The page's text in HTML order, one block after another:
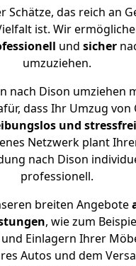
Schätze, das reich an
ist. Wir
und sicher
umzuziehen.
nach Dison umziehen
dass Ihr Umzug von
und stressfrei
Netzwerk plant
nach Dison
professionell.
breiten Angebote
, wie zum
Einlagern Ihrer
Autos und dem